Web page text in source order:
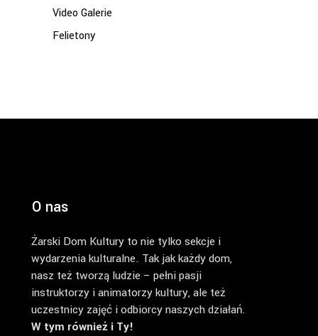
Video Galerie
Felietony
O nas
Żarski Dom Kultury to nie tylko sekcje i
wydarzenia kulturalne. Tak jak każdy dom,
nasz też tworzą ludzie – pełni pasji
instruktorzy i animatorzy kultury, ale też
uczestnicy zajęć i odbiorcy naszych działań.
W tym również i Ty!